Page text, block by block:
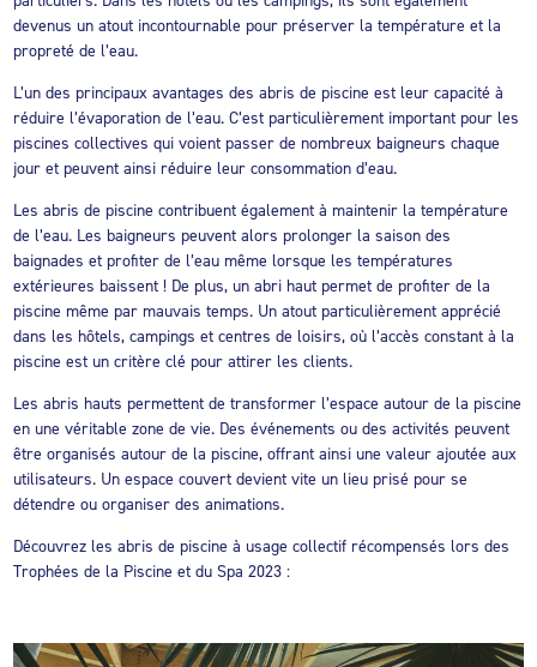
devenus un atout incontournable pour préserver la température et la
propreté de l’eau.
L’un des principaux avantages des abris de piscine est leur capacité à
réduire l’évaporation de l’eau. C’est particulièrement important pour les
piscines collectives qui voient passer de nombreux baigneurs chaque
jour et peuvent ainsi réduire leur consommation d’eau.
Les abris de piscine contribuent également à maintenir la température
de l’eau. Les baigneurs peuvent alors prolonger la saison des
baignades et profiter de l’eau même lorsque les températures
extérieures baissent ! De plus, un abri haut permet de profiter de la
piscine même par mauvais temps. Un atout particulièrement apprécié
dans les hôtels, campings et centres de loisirs, où l’accès constant à la
piscine est un critère clé pour attirer les clients.
Les abris hauts permettent de transformer l’espace autour de la piscine
en une véritable zone de vie. Des événements ou des activités peuvent
être organisés autour de la piscine, offrant ainsi une valeur ajoutée aux
utilisateurs. Un espace couvert devient vite un lieu prisé pour se
détendre ou organiser des animations.
Découvrez les abris de piscine à usage collectif récompensés lors des
Trophées de la Piscine et du Spa 2023 :